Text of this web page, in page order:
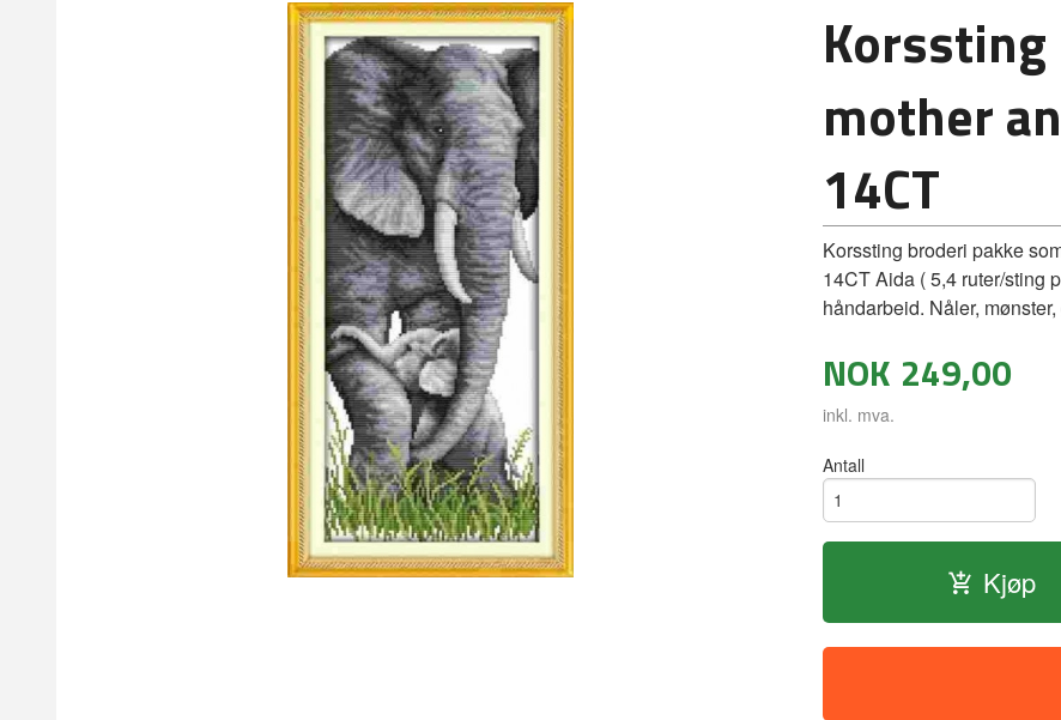
mother
14CT
Korssting broderi pakke
14CT Aida ( 5,4 ruter/sting
håndarbeid. Nåler,
NOK 249,00
inkl. mva.
Antall
Kjøp